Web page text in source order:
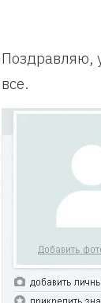
Поздравляю,
все.